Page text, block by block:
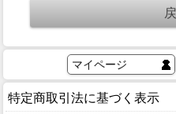
インフォ
マイページ
特定商取引法に基づく表示